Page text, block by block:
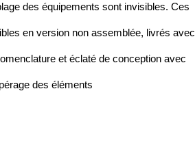
des équipements sont invisibles. Ces
en version non assemblée, livrés avec
et éclaté de conception avec
des éléments